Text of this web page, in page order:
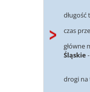
długość
czas
główne
Śląskie -
drogi na